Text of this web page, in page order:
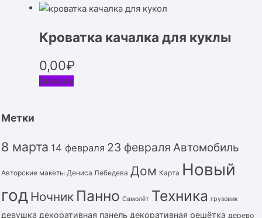
Кроватка качалка для куклы
0,00₽
Скачать
Метки
8 марта 14 февраля 23 февраля Автомобиль
Авторские макеты Дениса Лебедева Дом Карта Новый
год Ночник Панно Самолёт Техника грузовик
девушка декоративная панель декоративная решётка дерево